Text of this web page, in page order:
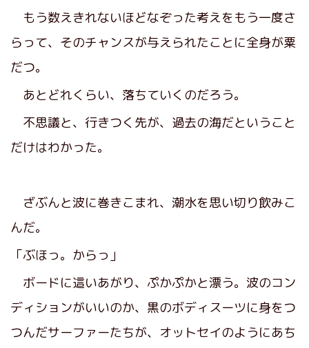
もう数えきれないほどなぞった考えをもう一度さ
らって、そのチャンスが与えられたことに全身が粟
だつ。
あとどれくらい、落ちていくのだろう。
不思議と、行きつく先が、過去の海だということ
だけはわかった。
ざぶんと波に巻きこまれ、潮水を思い切り飲みこ
んだ。
「ぶほっ。からっ」
ボードに這いあがり、ぷかぷかと漂う。波のコン
ディションがいいのか、黒のボディスーツに身をつ
つんだサーファーたちが、オットセイのようにあち